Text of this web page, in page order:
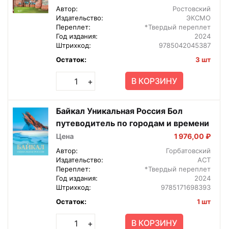
Автор:
Ростовский
Издательство:
ЭКСМО
Переплет:
*Твердый переплет
Год издания:
2024
Штрихкод:
9785042045387
Остаток:
3 шт
+ В КОРЗИНУ
Байкал Уникальная Россия Бол
путеводитель по городам и времени
Цена 1 976,00 ₽
Автор:
Горбатовский
Издательство:
АСТ
Переплет:
*Твердый переплет
Год издания:
2024
Штрихкод:
9785171698393
Остаток:
1 шт
+ В КОРЗИНУ